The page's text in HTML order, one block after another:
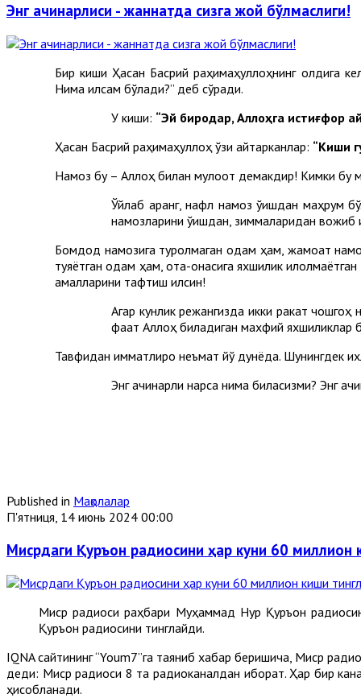
Энг ачинарлиси - жаннатда сизга жой бўлмаслиги!
Бир киши Ҳасан Басрий раҳимаҳуллоҳнинг олдига
Нима қилсам бўлади?” деб сўради.
У киши: “Эй биродар, Аллоҳга истиғфор
Ҳасан Басрий раҳимаҳуллоҳ ўзи айтарканлар: “Киши
Намоз бу – Аллоҳ билан мулоқот демакдир! Кимки бу
Ўйлаб қаранг, нафл намоз ўқишдан маҳрум
намозларини ўқишдан, зиммаларидан вожиб
Бомдод намозига туролмаган одам ҳам, жамоат
туяётган одам ҳам, ота-онасига яхшилик
амалларини тафтиш қилсин!
Агар кунлик режангизда икки ракат
фақат Аллоҳ биладиган махфий яхшиликлар
Тавфиқдан қимматлироқ неъмат йўқ дунёда. Шунингдек
Энг ачинарли нарса нима биласизми? Энг
Published in Мақолалар
П'ятниця, 14 июнь 2024 00:00
Мисрдаги Қуръон радиосини ҳар куни 60 миллион
Миср радиоси раҳбари Муҳаммад Нур Қуръон
Қуръон радиосини тинглайди.
IQNA сайтининг “Youm7”га таяниб хабар беришича, Миср
деди: Миср радиоси 8 та радиоканалдан иборат. Ҳар бир
ҳисобланади.